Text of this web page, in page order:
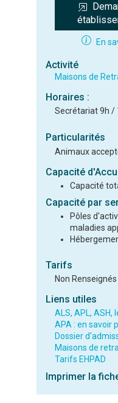
En
Activité
Maisons de
Horaires :
Secrétariat 9h /
Particularités
Animaux
Capacité
Capacité
Capacité par
Pôles
maladies
Tarifs
Non Renseignés
Liens utiles
ALS, APL, ASH,
APA : en savoir
Dossier
Maisons de
Tarifs EHPAD
Imprimer la